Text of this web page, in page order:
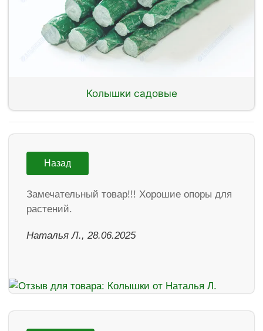
Колышки садовые
Назад
Замечательный товар!!! Хорошие опоры для
растений.
Наталья Л., 28.06.2025